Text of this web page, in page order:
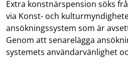
Extra konstnärspension söks
via Konst- och
ansökningssystem som är
Genom att senarelägga
systemets användarvänlighet